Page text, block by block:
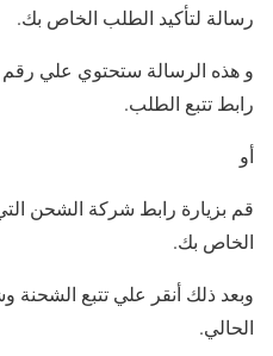
رسالة لتأكيد الطلب الخاص بك.
و هذه الرسالة ستحتوي علي
رابط تتبع الطلب.
أو
قم بزيارة رابط شركة الشحن
الخاص بك.
وبعد ذلك أنقر علي تتبع
الحالي.